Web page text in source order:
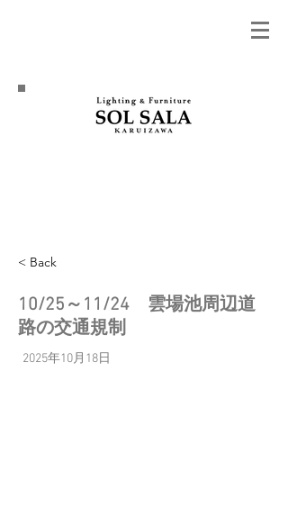
< Back
10/25～11/24 雲場池周辺道
路の交通規制
2025年10月18日